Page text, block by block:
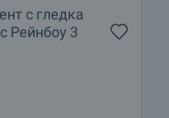
с гледка
Рейнбоу 3